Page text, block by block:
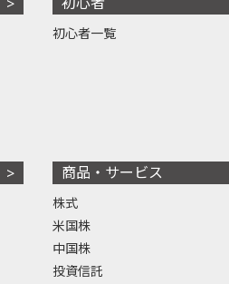
初心者一覧
商品・サービス
株式
米国株
中国株
投資信託